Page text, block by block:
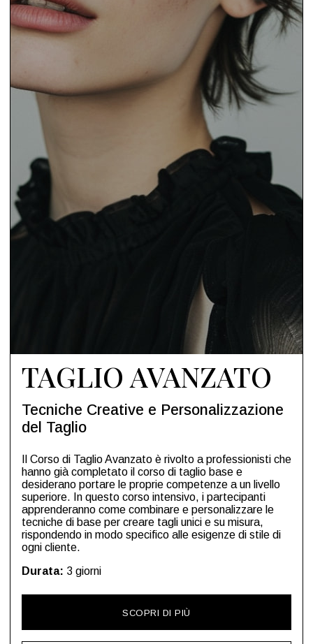
TAGLIO AVANZATO
Tecniche Creative e Personalizzazione
del Taglio
Il Corso di Taglio Avanzato è rivolto a professionisti che
hanno già completato il corso di taglio base e
desiderano portare le proprie competenze a un livello
superiore. In questo corso intensivo, i partecipanti
apprenderanno come combinare e personalizzare le
tecniche di base per creare tagli unici e su misura,
rispondendo in modo specifico alle esigenze di stile di
ogni cliente.
Durata: 3 giorni
SCOPRI DI PIÙ